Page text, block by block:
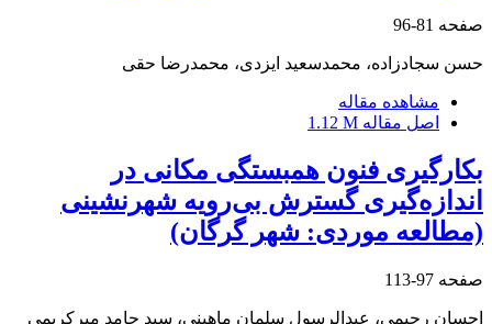
صفحه 81-96
حسن سجادزاده، محمدسعید ایزدی، محمدرضا حقی
مشاهده مقاله
اصل مقاله 1.12 M
بکارگیری فنون همبستگی مکانی در
اندازه‌گیری گسترش بی‌رویه شهرنشینی
(مطالعه موردی: شهر گرگان)
صفحه 97-113
احسان رحیمی، عبدالرسول سلمان ماهینی، سید حامد میرکریمی